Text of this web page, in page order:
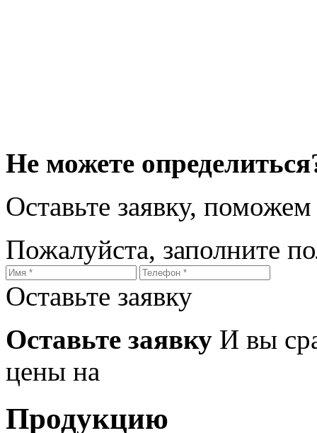
Не можете
Оставьте заявку,
Пожалуйста, заполните
Оставьте заявку
Оставьте заявку И вы
цены на
Продукцию